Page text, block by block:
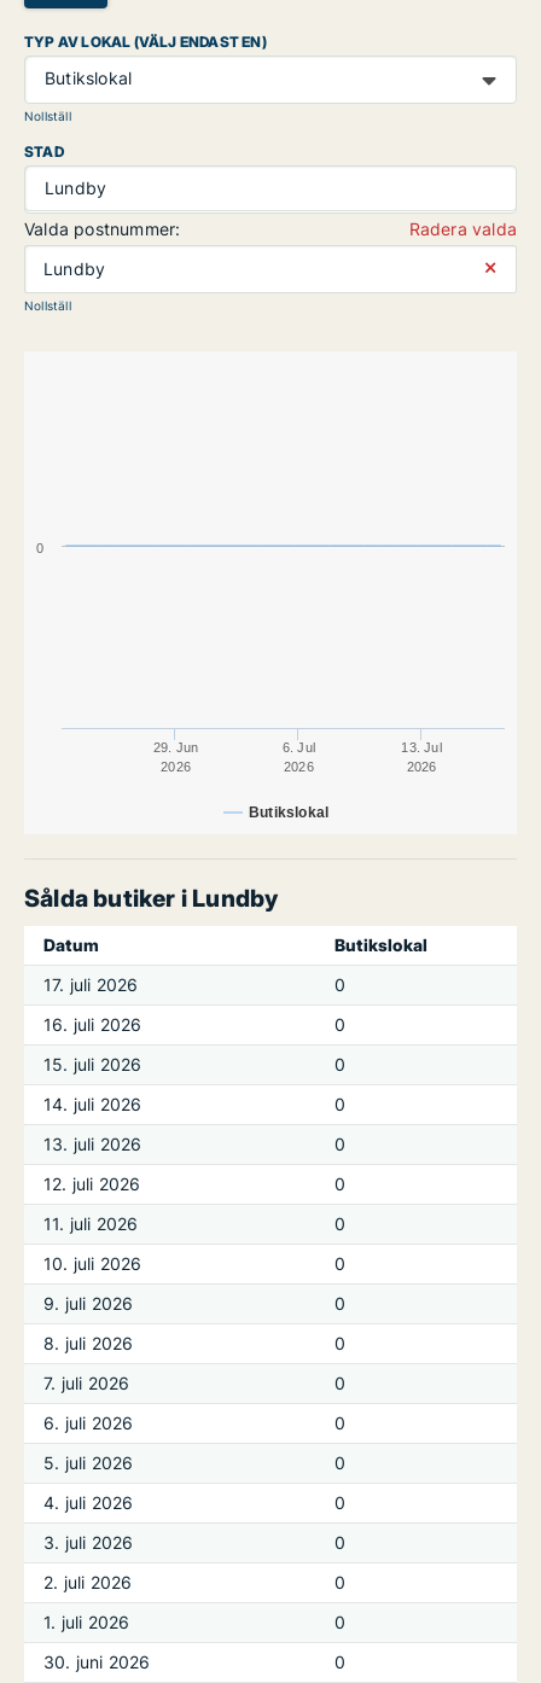
TYP AV LOKAL (VÄLJ ENDAST EN)
Butikslokal
Nollställ
STAD
Lundby
Valda postnummer:
Radera valda
Lundby
⨯
Nollställ
Butikslokal
29. Jun
2026
6. Jul
2026
13. Jul
2026
0
Sålda butiker i Lundby
Datum
Butikslokal
17. juli 2026
0
16. juli 2026
0
15. juli 2026
0
14. juli 2026
0
13. juli 2026
0
12. juli 2026
0
11. juli 2026
0
10. juli 2026
0
9. juli 2026
0
8. juli 2026
0
7. juli 2026
0
6. juli 2026
0
5. juli 2026
0
4. juli 2026
0
3. juli 2026
0
2. juli 2026
0
1. juli 2026
0
30. juni 2026
0